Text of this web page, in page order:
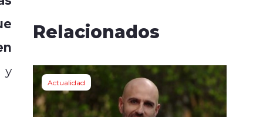
y
Relacionados
Actualidad